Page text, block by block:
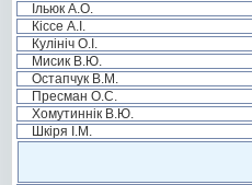
Ільюк А.О.
Кіссе А.І.
Кулініч О.І.
Мисик В.Ю.
Остапчук В.М.
Пресман О.С.
Хомутиннік В.Ю.
Шкіря І.М.